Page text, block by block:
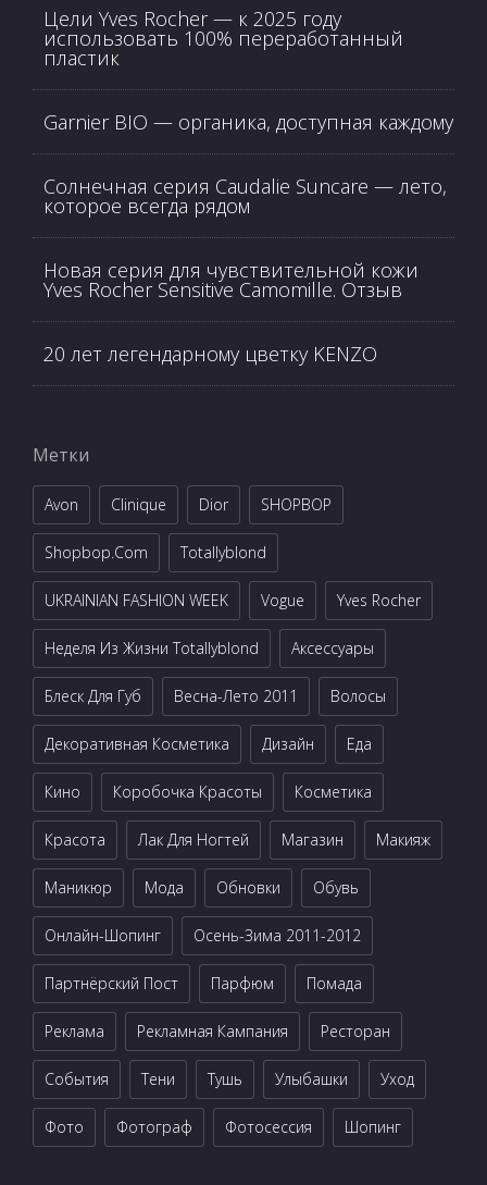
Цели Yves Rocher — к 2025 году
использовать 100% переработанный
пластик
Garnier BIO — органика, доступная каждому
Солнечная серия Caudalie Suncare — лето,
которое всегда рядом
Новая серия для чувствительной кожи
Yves Rocher Sensitive Camomille. Отзыв
20 лет легендарному цветку KENZO
Метки
Avon Clinique Dior SHOPBOP
Shopbop.com Totallyblond
UKRAINIAN FASHION WEEK Vogue Yves Rocher
Неделя Из Жизни Totallyblond Аксессуары
Блеск Для Губ Весна-Лето 2011 Волосы
Декоративная Косметика Дизайн Еда
Кино Коробочка Красоты Косметика
Красота Лак Для Ногтей Магазин Макияж
Маникюр Мода Обновки Обувь
Онлайн-Шопинг Осень-Зима 2011-2012
Партнёрский Пост Парфюм Помада
Реклама Рекламная Кампания Ресторан
События Тени Тушь Улыбашки Уход
Фото Фотограф Фотосессия Шопинг